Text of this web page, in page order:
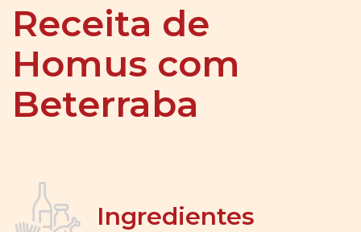
Receita de
Homus com
Beterraba
Ingredientes